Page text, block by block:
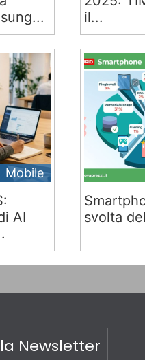
il...
Mobile
AI
svolta
Newsletter